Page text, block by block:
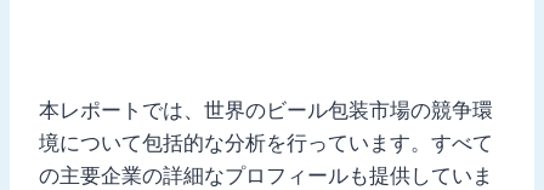
本レポートでは、世界のビール包装市場の競争環
境について包括的な分析を行っています。すべて
の主要企業の詳細なプロフィールも提供していま